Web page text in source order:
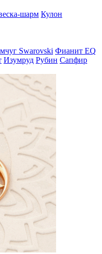
шарм Кулон
Swarovski Фианит EQ
Изумруд Рубин Сапфир